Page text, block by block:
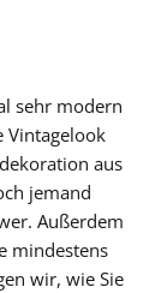
sehr modern
Vintagelook
aus
jemand
Außerdem
mindestens
wir, wie Sie